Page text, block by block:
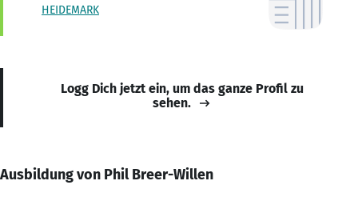
HEIDEMARK
Logg Dich jetzt ein, um das ganze Profil zu
sehen.
Ausbildung von Phil Breer-Willen